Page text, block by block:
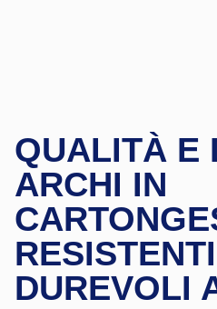
QUALITÀ E
ARCHI IN
DUREVOLI